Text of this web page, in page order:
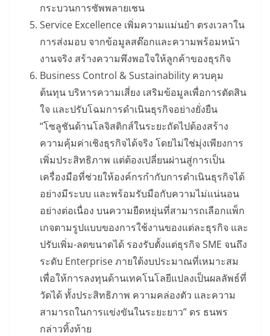
กระบวนการซัพพลายเชน
Service Excellence เพิ่มความแม่นยำ ตรงเวลาใน
การส่งมอบ จากข้อมูลสต๊อกและความพร้อมหน้า
งานจริง สร้างความพึงพอใจให้ลูกค้าของธุรกิจ
Business Control & Sustainability ควบคุม
ต้นทุน บริหารความเสี่ยง เสริมข้อมูลเพื่อการตัดสิน
ใจ และปรับโฉมการดำเนินธุรกิจอย่างยั่งยืน
“โซลูชันด้านโลจิสติกส์ในระยะถัดไปต้องสร้าง
ความคุ้มค่าเชิงธุรกิจได้จริง โดยไม่ใช่มุ่งเพียงการ
เพิ่มประสิทธิภาพ แต่ต้องเปลี่ยนผ่านสู่การเป็น
เครื่องมือที่ช่วยให้องค์กรกำกับการดำเนินธุรกิจได้
อย่างมีระบบ และพร้อมรับมือกับความไม่แน่นอน
อย่างต่อเนื่อง บนความยืดหยุ่นที่สามารถเลือกแพ็ก
เกจตามรูปแบบของการใช้งานของแต่ละธุรกิจ และ
ปรับเพิ่ม-ลดขนาดได้ รองรับตั้งแต่ธุรกิจ SME จนถึง
ระดับ Enterprise ภายใต้งบประมาณที่เหมาะสม
เพื่อให้การลงทุนด้านเทคโนโลยีแปลงเป็นผลลัพธ์ที่
วัดได้ ทั้งประสิทธิภาพ ความคล่องตัว และความ
สามารถในการแข่งขันในระยะยาว” ดร ธนพร
กล่าวทิ้งท้าย